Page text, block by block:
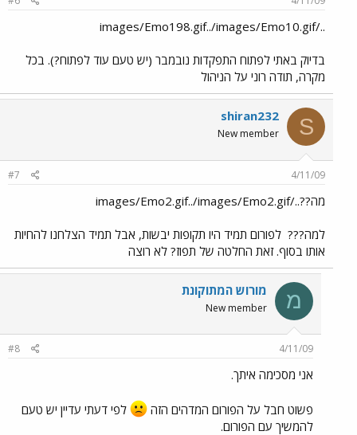
../images/Emo198.gif../images/Emo10.gif
בדיוק באתי לפתוח התפקדות נובמבר (יש טעם עוד לפתוח?). בכל
מקרה, תודה רוני על הניהול
S
shiran232
New member
4/11/09
#7
מה??../images/Emo2.gif../images/Emo2.gif
למה??? לפורום תמיד היו תקופות יבשות, אבל תמיד הצלחנו להחיות
אותו בסוף. זאת החלטה של תפוז? לא רוצה
מ מורוש המתוקונת
New member
4/11/09
#8
אני מסכימה איתך.
פשוט חבל על הפורום המדהים הזה
לפי דעתי עדיין יש טעם
להמשיך עם הפורום.